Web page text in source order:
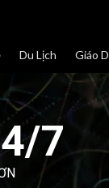
Du Lịch Giáo
7